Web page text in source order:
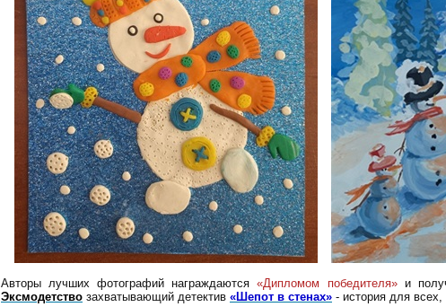
Авторы лучшихфотографий награждаются«Дипломом победителя»и
Эксмодетство захватывающий детектив «Шепот в стенах» - история для